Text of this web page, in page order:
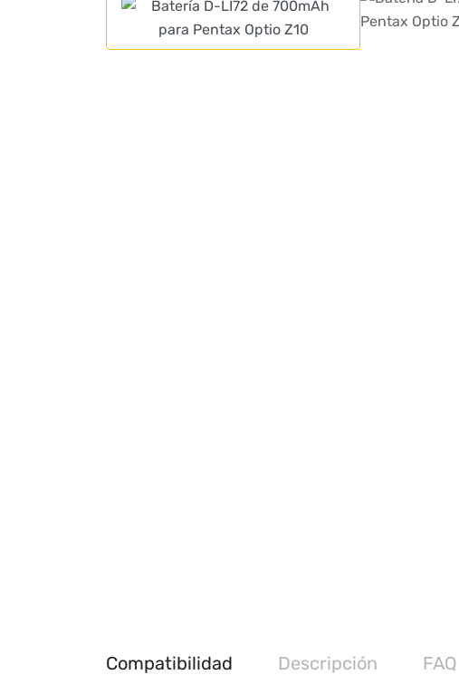
Compatibilidad Descripción FAQ